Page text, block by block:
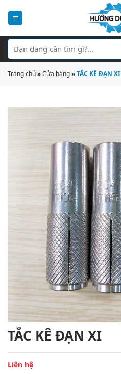
qua
dung
Tìm
kiếm:
Trang chủ»Cửa hàng»TẮC KÊ ĐẠN XI
TẮC KÊ ĐẠN XI
Liên hệ